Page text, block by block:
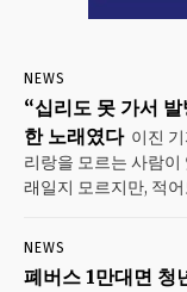
NEWS
“십리도 못 가서
한 노래였다 이진
리랑을 모르는 사람
래일지 모르지만, 적
NEWS
폐버스 1만대면 청